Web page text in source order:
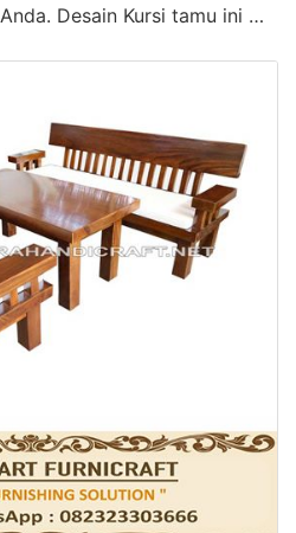
Desain Kursi tamu ini …